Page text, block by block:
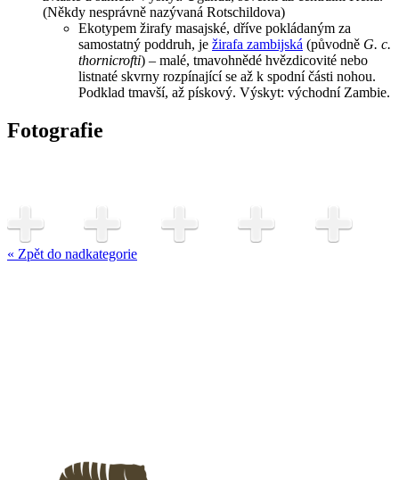
(Někdy nesprávně nazývaná Rotschildova)
Ekotypem žirafy masajské, dříve pokládaným za
samostatný poddruh, je žirafa zambijská (původně G. c.
thornicrofti) – malé, tmavohnědé hvězdicovité nebo
listnaté skvrny rozpínající se až k spodní části nohou.
Podklad tmavší, až pískový. Výskyt: východní Zambie.
Fotografie
« Zpět do nadkategorie